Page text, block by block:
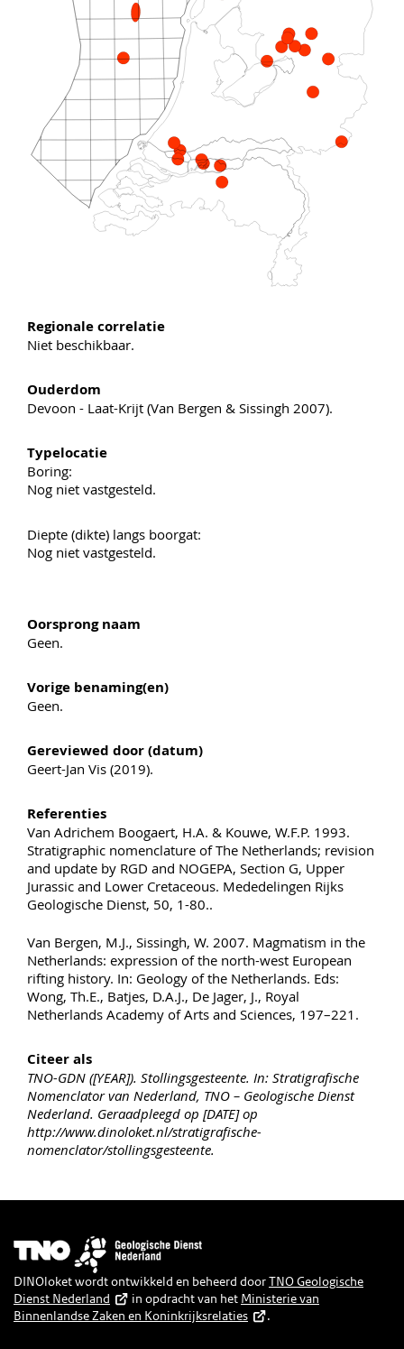
Regionale correlatie
Niet beschikbaar.
Ouderdom
Devoon - Laat-Krijt (Van Bergen & Sissingh 2007).
Typelocatie
Boring:
Nog niet vastgesteld.
Diepte (dikte) langs boorgat:
Nog niet vastgesteld.
Oorsprong naam
Geen.
Vorige benaming(en)
Geen.
Gereviewed door (datum)
Geert-Jan Vis (2019).
Referenties
Van Adrichem Boogaert, H.A. & Kouwe, W.F.P. 1993.
Stratigraphic nomenclature of The Netherlands; revision
and update by RGD and NOGEPA, Section G, Upper
Jurassic and Lower Cretaceous. Mededelingen Rijks
Geologische Dienst, 50, 1-80..
Van Bergen, M.J., Sissingh, W. 2007. Magmatism in the
Netherlands: expression of the north-west European
rifting history. In: Geology of the Netherlands. Eds:
Wong, Th.E., Batjes, D.A.J., De Jager, J., Royal
Netherlands Academy of Arts and Sciences, 197–221.
Citeer als
TNO-GDN ([YEAR]). Stollingsgesteente. In: Stratigrafische
Nomenclator van Nederland, TNO – Geologische Dienst
Nederland. Geraadpleegd op [DATE] op
http://www.dinoloket.nl/stratigrafische-
nomenclator/stollingsgesteente.
Afbeelding
DINOloket wordt ontwikkeld en beheerd doorTNO Geologische
Dienst Nederland
in opdracht van het Ministerie van
Binnenlandse Zaken en Koninkrijksrelaties
.